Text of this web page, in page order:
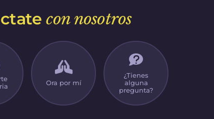
con nosotros
Ora por mí
¿Tienes
alguna
pregunta?